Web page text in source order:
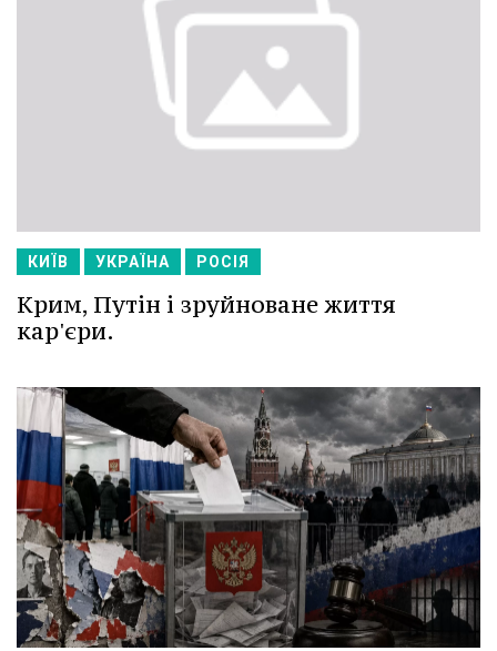
КИЇВ УКРАЇНА РОСІЯ
Крим, Путін і зруйноване життя
кар'єри.